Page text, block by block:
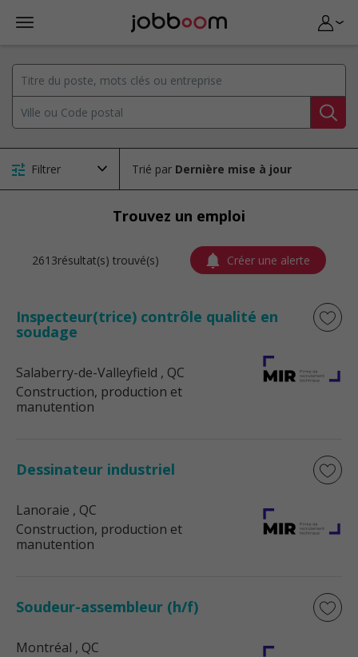
Filtrer Trié par
Trouvez un emploi
2613résultat(s) trouvé(s) Créer une alerte
Inspecteur(trice) contrôle qualité en
soudage
Salaberry-de-Valleyfield , QC
Construction, production et
manutention
Dessinateur industriel
Lanoraie , QC
Construction, production et
manutention
Soudeur-assembleur (h/f)
Montréal , QC